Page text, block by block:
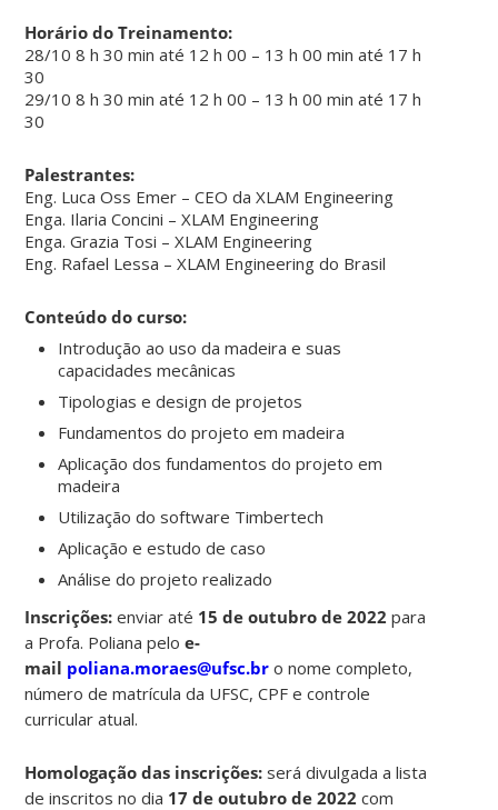
Horário do Treinamento:
28/10 8 h 30 min até 12 h 00 – 13 h 00 min até 17 h
30
29/10 8 h 30 min até 12 h 00 – 13 h 00 min até 17 h
30
Palestrantes:
Eng. Luca Oss Emer – CEO da XLAM Engineering
Enga. Ilaria Concini – XLAM Engineering
Enga. Grazia Tosi – XLAM Engineering
Eng. Rafael Lessa – XLAM Engineering do Brasil
Conteúdo do curso:
Introdução ao uso da madeira e suas
capacidades mecânicas
Tipologias e design de projetos
Fundamentos do projeto em madeira
Aplicação dos fundamentos do projeto em
madeira
Utilização do software Timbertech
Aplicação e estudo de caso
Análise do projeto realizado
Inscrições: enviar até 15 de outubro de 2022 para
a Profa. Poliana peloe-
mail poliana.moraes@ufsc.br o nome completo,
número de matrícula da UFSC, CPF e controle
curricular atual.
Homologação das inscrições: será divulgada a lista
de inscritos no dia 17 de outubro de 2022 com